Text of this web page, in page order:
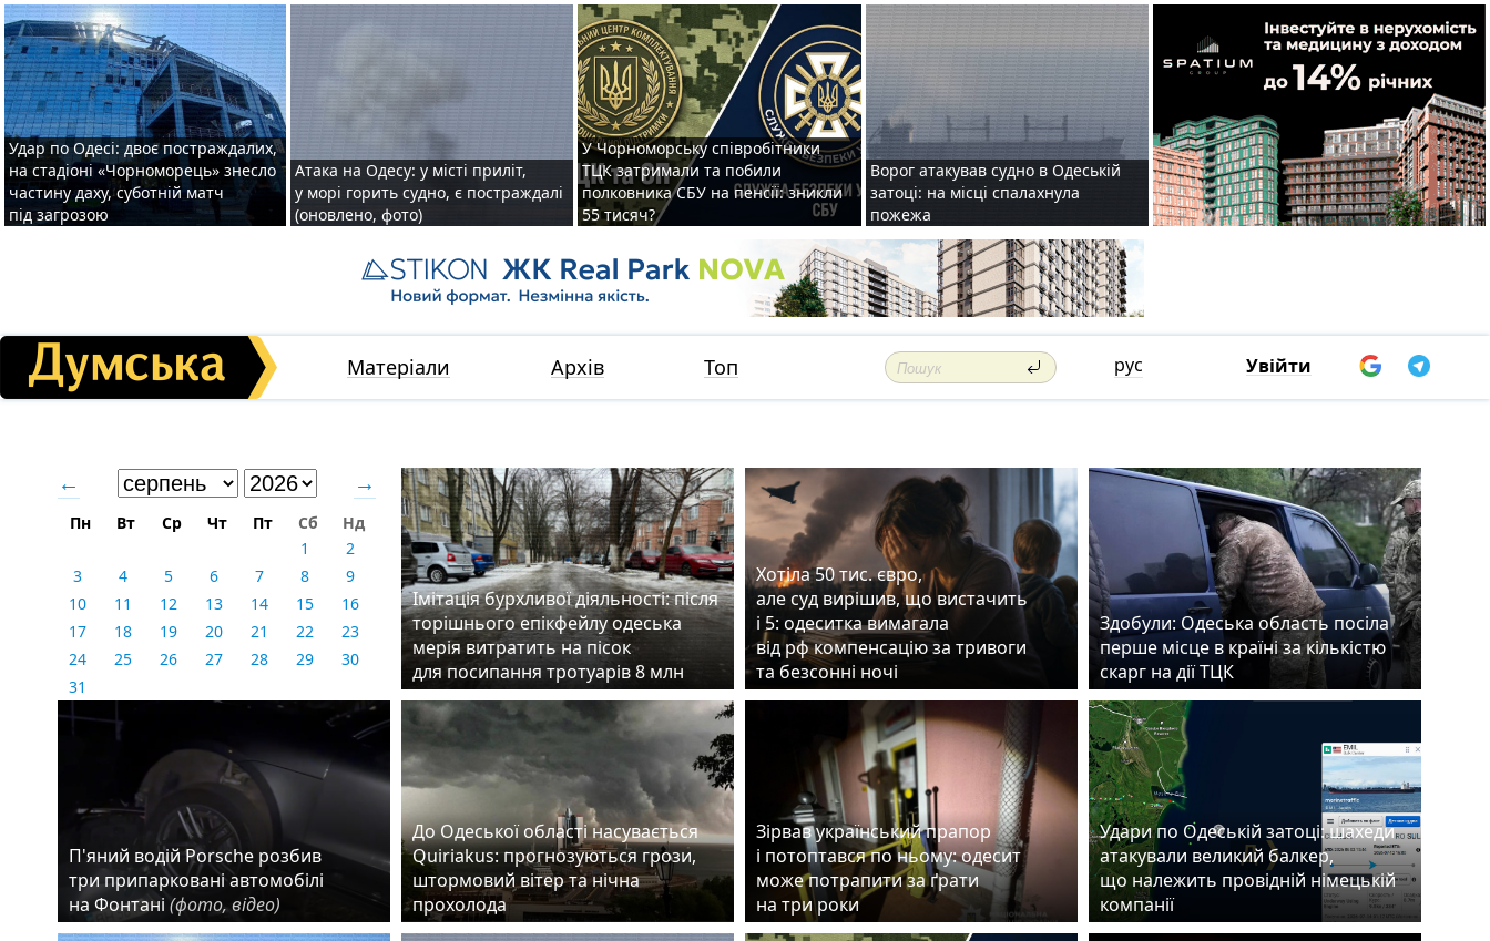
Удар по Одесі: двоє постраждалих,
на стадіоні «Чорноморець» знесло
частину даху, суботній матч
під загрозою
Атака на Одесу: у місті приліт,
у морі горить судно, є постраждалі
(оновлено, фото)
У Чорноморську співробітники
ТЦК затримали та побили
полковника СБУ на пенсії: зникли
55 тисяч?
Ворог атакував судно в Одеській
затоці: на місці спалахнула
пожежа
Матеріали Архів Топ рус Увійти
← →
Пн Вт Ср Чт Пт Сб
Нд
1
2
3
4 5 6 7 8
9
10
11 12 13 14 15
16
17
18 19 20 21 22
23
24
25 26 27 28 29
30
31
Імітація бурхливої діяльності: після
торішнього епікфейлу одеська
мерія витратить на пісок
для посипання тротуарів 8 млн
Хотіла 50 тис. євро,
але суд вирішив, що вистачить
і 5: одеситка вимагала
від рф компенсацію за тривоги
та безсонні ночі
Здобули: Одеська область посіла
перше місце в країні за кількістю
скарг на дії ТЦК
П'яний водій Porsche розбив
три припарковані автомобілі
на Фонтані (фото, відео)
До Одеської області насувається
Quiriakus: прогнозуються грози,
штормовий вітер та нічна
прохолода
Зірвав український прапор
і потоптався по ньому: одесит
може потрапити за ґрати
на три роки
Удари по Одеській затоці: шахеди
атакували великий балкер,
що належить провідній німецькій
компанії